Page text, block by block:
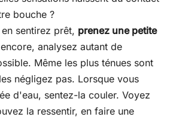
bouche ?
sentirez prêt, prenez une petite
analysez autant de
Même les plus ténues sont
négligez pas. Lorsque vous
d'eau, sentez-la couler. Voyez
la ressentir, en faire une